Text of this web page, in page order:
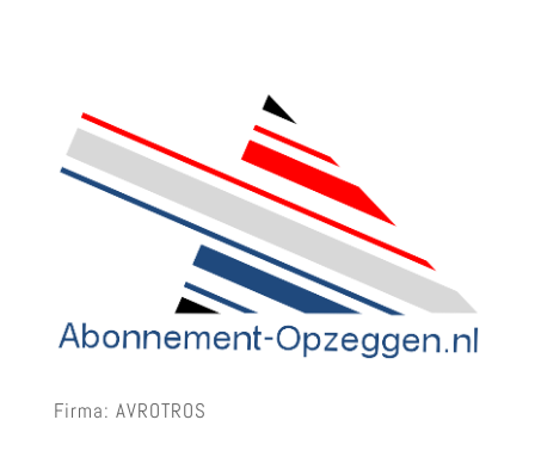
Firma: AVROTROS